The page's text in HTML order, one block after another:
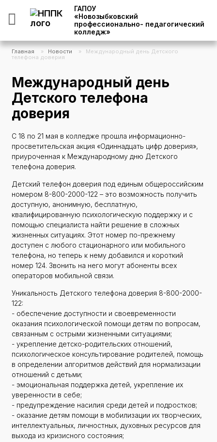
ГАПОУ
«Новозыбковский
профессионально- педагогический
колледж»
Главная » Новости »
Международный день Детского
телефона доверия
Международный день
Детского телефона
доверия
С 18 по 21 мая в колледже прошла информационно-
просветительская акция «Одиннадцать цифр доверия»,
приуроченная к Международному дню Детского
телефона доверия.
Детский телефон доверия под единым общероссийским
номером 8-800-2000-122 – это возможность получить
доступную, анонимную, бесплатную,
квалифицированную психологическую поддержку и с
помощью специалиста найти решение в сложных
жизненных ситуациях. Этот номер по-прежнему
доступен с любого стационарного или мобильного
телефона, но теперь к нему добавился и короткий
номер 124. Звонить на него могут абоненты всех
операторов мобильной связи.
Уникальность Детского телефона доверия 8-800-2000-
122:
- обеспечение доступности и своевременности
оказания психологической помощи детям по вопросам,
связанным с острыми жизненными ситуациями;
- укрепление детско-родительских отношений,
психологическое консультирование родителей, помощь
в определении алгоритмов действий для нормализации
отношений с детьми;
- эмоциональная поддержка детей, укрепление их
уверенности в себе;
- предупреждение насилия среди детей и подростков;
- оказание детям помощи в мобилизации их творческих,
интеллектуальных, личностных, духовных ресурсов для
выхода из кризисного состояния;